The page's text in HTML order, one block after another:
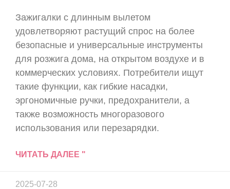
Зажигалки с длинным вылетом
удовлетворяют растущий спрос на более
безопасные и универсальные инструменты
для розжига дома, на открытом воздухе и в
коммерческих условиях. Потребители ищут
такие функции, как гибкие насадки,
эргономичные ручки, предохранители, а
также возможность многоразового
использования или перезарядки.
ЧИТАТЬ ДАЛЕЕ "
2025-07-28